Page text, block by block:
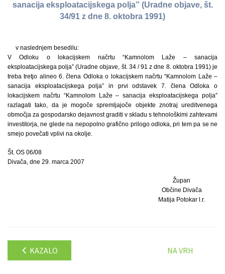
sanacija eksploatacijskega polja” (Uradne objave, št.
34/91 z dne 8. oktobra 1991)
v naslednjem besedilu:
V Odloku o lokacijskem načrtu “Kamnolom Laže – sanacija
eksploatacijskega polja” (Uradne objave, št. 34 / 91 z dne 8. oktobra 1991) je
treba tretjo alineo 6. člena Odloka o lokacijskem načrtu “Kamnolom Laže –
sanacija eksploatacijskega polja” in prvi odstavek 7. člena Odloka o
lokacijskem načrtu “Kamnolom Laže – sanacija eksploatacijskega polja”
razlagati tako, da je mogoče spremljajoče objekte znotraj ureditvenega
območja za gospodarsko dejavnost graditi v skladu s tehnološkimi zahtevami
investitorja, ne glede na nepopolno grafično prilogo odloka, pri tem pa se ne
smejo povečati vplivi na okolje.
Št. OS 06/08
Divača, dne 29. marca 2007
Župan
Občine Divača
Matija Potokar l.r.
KAZALO NA VRH